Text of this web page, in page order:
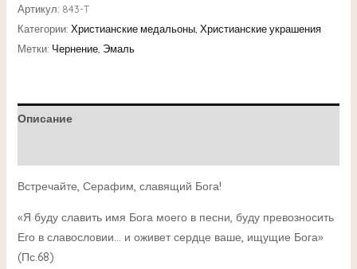
Артикул: 843-T
Категории: Христианские медальоны, Христианские украшения
Метки: Чернение, Эмаль
Описание
Встречайте, Серафим, славящий Бога!
«Я буду славить имя Бога моего в песни, буду превозносить
Его в славословии… и оживет сердце ваше, ищущие Бога»
(Пс.68)